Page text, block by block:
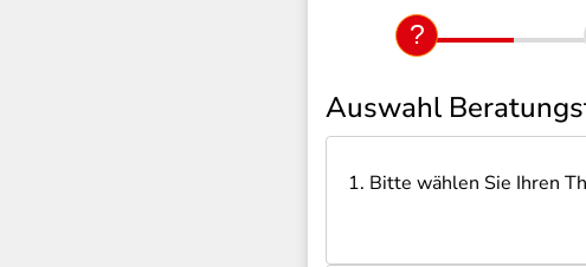
Auswahl
1. Bitte wählen Sie Ihren